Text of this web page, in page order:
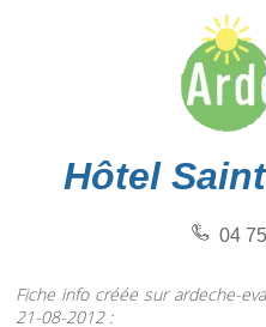
Hôtel
04
Fiche info créée sur ardeche-
21-08-2012 :